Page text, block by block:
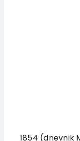
1854 (dnevnik